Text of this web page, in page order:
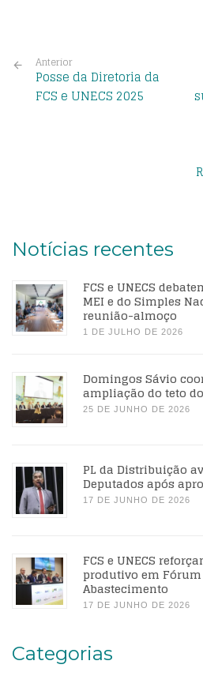
Anterior
Posse da Diretoria da
FCS e UNECS 2025
Notícias recentes
FCS e UNECS
MEI e do Simples
reunião-almoço
1 DE JULHO DE 2026
Domingos Sávio
ampliação do teto
25 DE JUNHO DE 2026
PL da Distribuição
Deputados após
17 DE JUNHO DE 2026
FCS e UNECS
produtivo em
Abastecimento
17 DE JUNHO DE 2026
Categorias